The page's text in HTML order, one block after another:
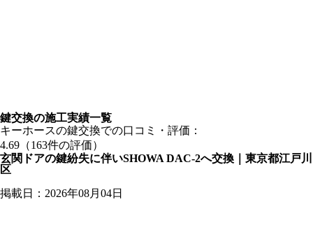
鍵交換の施工実績一覧
キーホースの鍵交換での口コミ・評価：
4.69（163件の評価）
玄関ドアの鍵紛失に伴いSHOWA DAC-2へ交換｜東京都江戸川
区
掲載日：2026年08月04日